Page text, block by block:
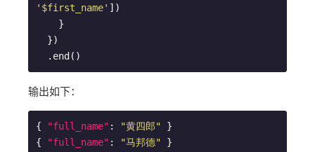
'$first_name' ])
输出如下：
{ "full_name" : "黄四郎" }
{
"full_name" : "马邦德" }